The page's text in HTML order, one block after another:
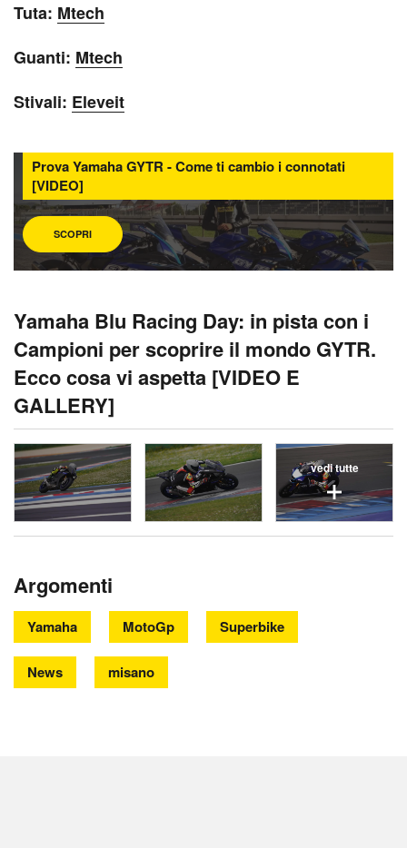
Tuta: Mtech
Guanti: Mtech
Stivali: Eleveit
Prova Yamaha GYTR - Come ti cambio i connotati
[VIDEO]
SCOPRI
Yamaha Blu Racing Day: in pista con i
Campioni per scoprire il mondo GYTR.
Ecco cosa vi aspetta [VIDEO E
GALLERY]
vedi tutte
Argomenti
Yamaha MotoGp Superbike
News misano